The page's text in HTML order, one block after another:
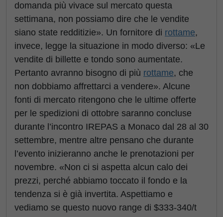
domanda più vivace sul mercato questa
settimana, non possiamo dire che le vendite
siano state redditizie». Un fornitore di rottame,
invece, legge la situazione in modo diverso: «Le
vendite di billette e tondo sono aumentate.
Pertanto avranno bisogno di più rottame, che
non dobbiamo affrettarci a vendere». Alcune
fonti di mercato ritengono che le ultime offerte
per le spedizioni di ottobre saranno concluse
durante l’incontro IREPAS a Monaco dal 28 al 30
settembre, mentre altre pensano che durante
l’evento inizieranno anche le prenotazioni per
novembre. «Non ci si aspetta alcun calo dei
prezzi, perché abbiamo toccato il fondo e la
tendenza si è già invertita. Aspettiamo e
vediamo se questo nuovo range di $333-340/t